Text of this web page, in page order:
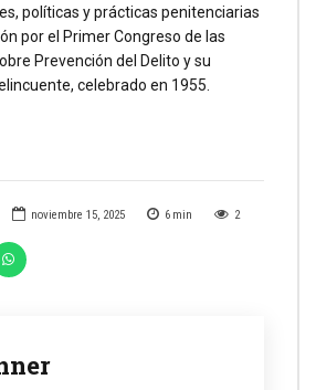
noviembre 15, 2025 6 min 2
políticas y prácticas penitenciarias
por el Primer Congreso de las
Prevención del Delito y su
celebrado en 1955.